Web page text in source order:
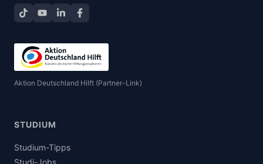
TikTokYouTube
LinkedInFacebook teilen
Aktion Deutschland Hilft (Partner-Link)
STUDIUM
Studium-Tipps
Studi-Jobs